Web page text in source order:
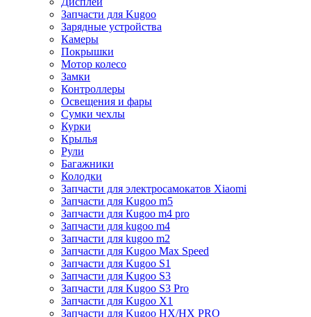
Запчасти для Kugoo
Зарядные устройства
Камеры
Покрышки
Мотор колесо
Замки
Контроллеры
Освещения и фары
Сумки чехлы
Курки
Крылья
Рули
Багажники
Колодки
Запчасти для электросамокатов Xiaomi
Запчасти для Kugoo m5
Запчасти для Кugoo m4 pro
Запчасти для kugoo m4
Запчасти для kugoo m2
Запчасти для Kugoo Max Speed
Запчасти для Kugoo S1
Запчасти для Kugoo S3
Запчасти для Kugoo S3 Pro
Запчасти для Kugoo X1
Запчасти для Kugoo HX/HX PRO